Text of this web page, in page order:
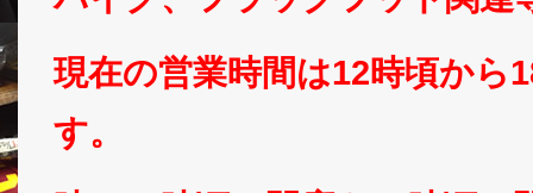
現在の営業時間は12時頃から
す。